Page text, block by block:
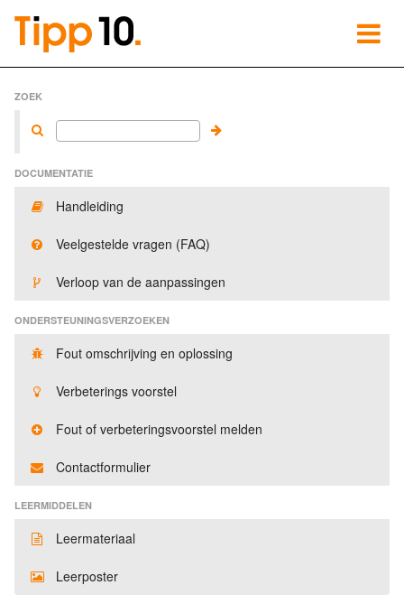
ZOEK
DOCUMENTATIE
Handleiding
Veelgestelde vragen (FAQ)
Verloop van de aanpassingen
ONDERSTEUNINGSVERZOEKEN
Fout omschrijving en oplossing
Verbeterings voorstel
Fout of verbeteringsvoorstel melden
Contactformulier
LEERMIDDELEN
Leermateriaal
Leerposter